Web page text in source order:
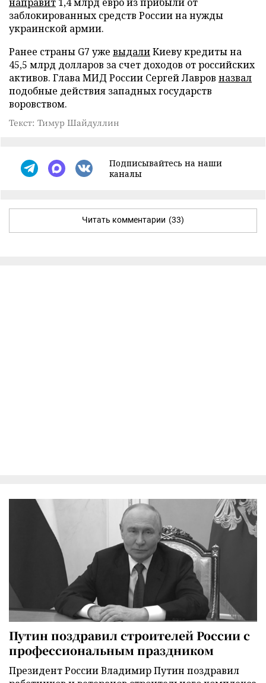
заблокированных средств России на нужды
украинской армии.
Ранее страны G7 уже выдалиКиеву кредиты на
45,5 млрд долларов за счет доходов от российских
активов. Глава МИД России Сергей Лавров назвал
подобные действия западных государств
воровством.
Текст: Тимур Шайдуллин
Подписывайтесь на наши
каналы
Читать комментарии (33)
Путин поздравил строителей России с
профессиональным праздником
Президент России Владимир Путин поздравил